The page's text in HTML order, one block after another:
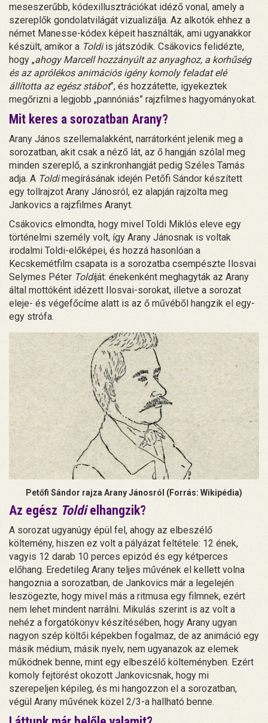
meseszerűbb, kódexillusztrációkat idéző vonal, amely a
szereplők gondolatvilágát vizualizálja. Az alkotók ehhez a
német Manesse-kódex képeit használták, ami ugyanakkor
készült, amikor a Toldiis játszódik. Csákovics felidézte,
hogy „ahogy Marcell hozzányúlt az anyaghoz, a korhűség
és az aprólékos animációs igény komoly feladat elé
állította az egész stábot”, és hozzátette, igyekeztek
megőrizni a legjobb „pannóniás” rajzfilmes hagyományokat.
Mit keres a sorozatban Arany?
Arany János szellemalakként, narrátorként jelenik meg a
sorozatban, akit csak a néző lát, az ő hangján szólal meg
minden szereplő, a szinkronhangját pedig Széles Tamás
adja. A Toldimegírásának idején Petőfi Sándor készített
egy tollrajzot Arany Jánosról, ez alapján rajzolta meg
Jankovics a rajzfilmes Aranyt.
Csákovics elmondta, hogy mivel Toldi Miklós eleve egy
történelmi személy volt, így Arany Jánosnak is voltak
irodalmi Toldi-előképei, és hozzá hasonlóan a
Kecskemétfilm csapata is a sorozatba csempészte Ilosvai
Selymes Péter Toldiját: énekenként meghagyták az Arany
által mottóként idézett Ilosvai-sorokat, illetve a sorozat
eleje- és végefőcíme alatt is az ő művéből hangzik el egy-
egy strófa.
Petőfi Sándor rajza Arany Jánosról (Forrás: Wikipédia)
Az egész Toldielhangzik?
A sorozat ugyanúgy épül fel, ahogy az elbeszélő
költemény, hiszen ez volt a pályázat feltétele: 12 ének,
vagyis 12 darab 10 perces epizód és egy kétperces
előhang. Eredetileg Arany teljes művének el kellett volna
hangoznia a sorozatban, de Jankovics már a legelején
leszögezte, hogy mivel más a ritmusa egy filmnek, ezért
nem lehet mindent narrálni. Mikulás szerint is az volt a
nehéz a forgatókönyv készítésében, hogy Arany ugyan
nagyon szép költői képekben fogalmaz, de az animáció egy
másik médium, másik nyelv, nem ugyanazok az elemek
működnek benne, mint egy elbeszélő költeményben. Ezért
komoly fejtörést okozott Jankovicsnak, hogy mi
szerepeljen képileg, és mi hangozzon el a sorozatban,
végül Arany művének közel 2/3-a hallható benne.